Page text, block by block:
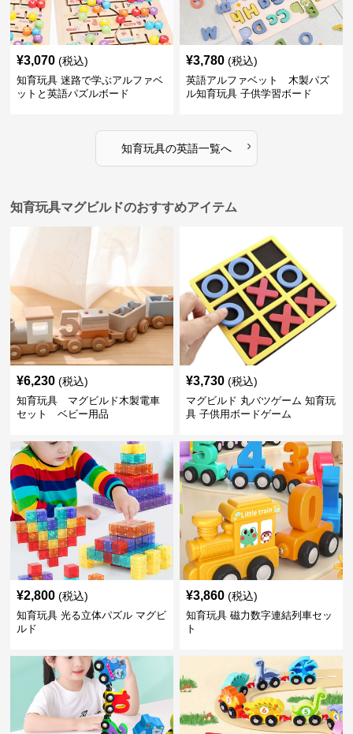
¥3,070 (税込)
知育玩具 迷路で学ぶアルファベ
ットと英語パズルボード
¥3,780 (税込)
英語アルファベット 木製パズ
ル知育玩具 子供学習ボード
知育玩具の英語一覧へ ›
知育玩具マグビルドのおすすめアイテム
¥6,230 (税込)
知育玩具 マグビルド木製電車
セット ベビー用品
¥3,730 (税込)
マグビルド 丸バツゲーム 知育玩
具 子供用ボードゲーム
¥2,800 (税込)
知育玩具 光る立体パズル マグビ
ルド
¥3,860 (税込)
知育玩具 磁力数字連結列車セッ
ト